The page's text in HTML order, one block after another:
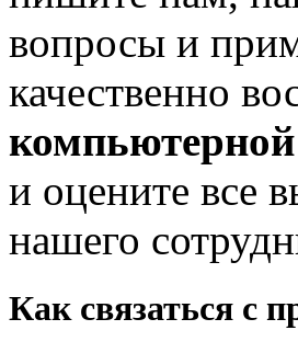
вопросы и
качественно
и оцените все
нашего
Как связаться с